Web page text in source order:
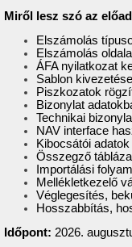
Miről lesz szó az
Elszámolás
Elszámolás
ÁFA nyilatkozat
Sablon kivezetése
Piszkozatok
Bizonylat
Technikai
NAV interface
Kibocsátói
Összegző
Importálási
Mellékletkezelő
Véglegesítés,
Hosszabbítás,
Időpont: 2026.